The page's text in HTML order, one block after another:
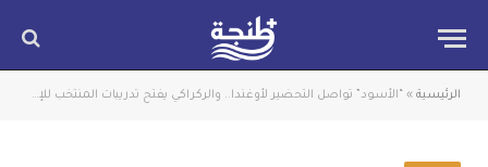
الرئيسية » “الأسود” تواصل التحضير لأوغندا.. والركراكي يفتح تدريبات المنتخب للإعلام بملعب طنجة